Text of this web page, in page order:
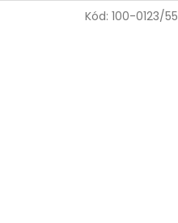
Kód: 100-0123/55